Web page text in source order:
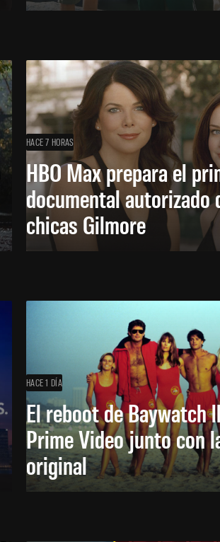
HACE 7 HORAS
HBO Max prepara el
documental autorizado
chicas Gilmore
HACE 1 DÍA
El reboot de Baywatch
Prime Video junto con
original